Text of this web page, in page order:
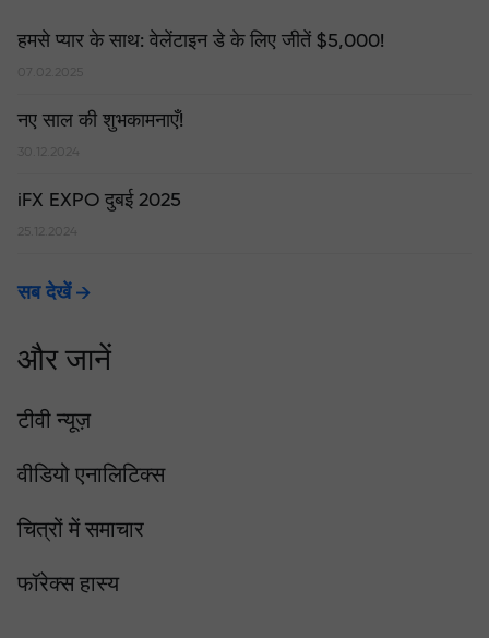
हमसे प्यार के साथ: वेलेंटाइन डे के लिए जीतें $5,000!
नए साल की शुभकामनाएँ!
30.12.2024
iFX EXPO दुबई 2025
25.12.2024
सब देखें
और जानें
टीवी न्यूज़
वीडियो एनालिटिक्स
चित्रों में समाचार
फॉरेक्स हास्य